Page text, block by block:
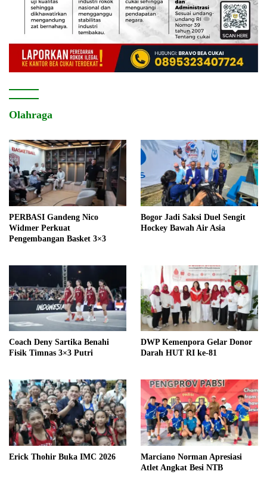
Olahraga
PERBASI Gandeng Nico
Widmer Perkuat
Pengembangan Basket 3×3
Bogor Jadi Saksi Duel Sengit
Hockey Bawah Air Asia
Coach Deny Sartika Benahi
Fisik Timnas 3×3 Putri
DWP Kemenpora Gelar Donor
Darah HUT RI ke-81
Erick Thohir Buka IMC 2026
Marciano Norman Apresiasi
Atlet Angkat Besi NTB